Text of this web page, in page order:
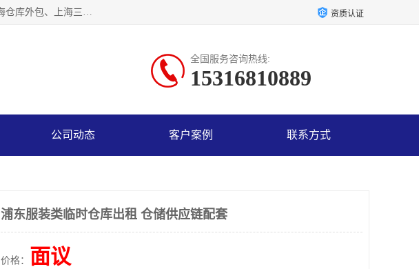
上海星力仓储服务有限公司从事：上海仓储服务、上海仓储库房、上海仓库代运营、上海仓库对外出租、上海仓库外包、上海三方仓储、上海电商仓储代发、上海电商代发货仓库、上海托管仓库、上海仓储配送。上海星力仓储服务有限公司现在拥有100个分仓、10万余平方的标准库房，精炼员工几百名，与几千家客户合作，公司已跻身上海仓储行业前列。欢迎来电咨询！ 资质认证
全国服务咨询热线:
15316810889
公司动态 客户案例 联系方式
浦东服装类临时仓库出租 仓储供应链配套
价格： 面议